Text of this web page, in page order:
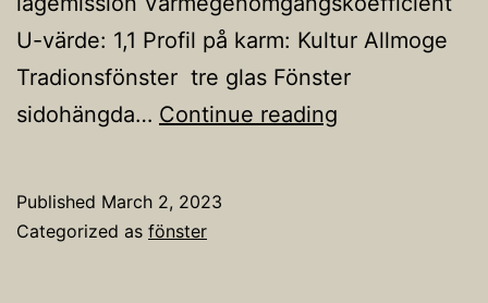
U-värde: 1,1 Profil på karm: Kultur Allmoge
Tradionsfönster tre glas Fönster
sidohängda… Continue reading
Published March 2, 2023
Categorized as fönster